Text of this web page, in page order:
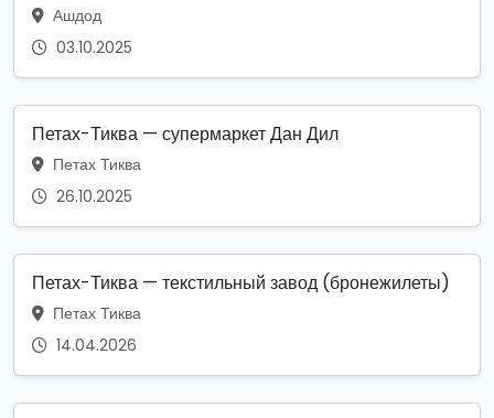
Ашдод
03.10.2025
Петах-Тиква — супермаркет Дан Дил
Петах Тиква
26.10.2025
Петах-Тиква — текстильный завод (бронежилеты)
Петах Тиква
14.04.2026